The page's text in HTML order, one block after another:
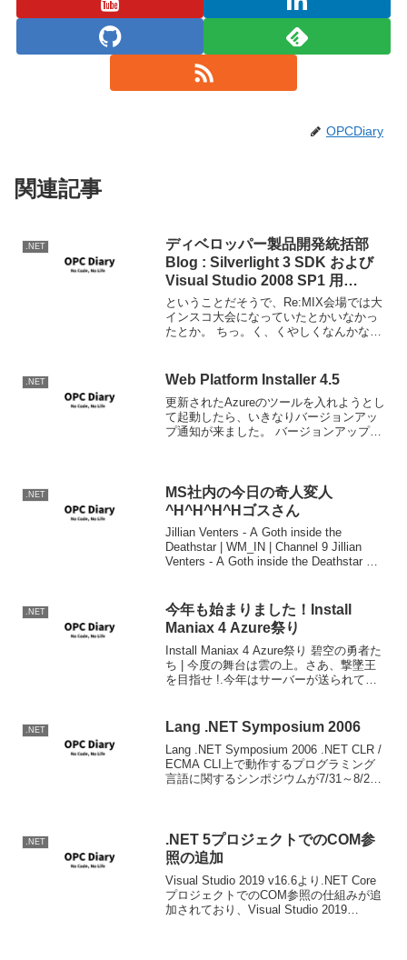
OPCDiary
関連記事
.NET
ディベロッパー製品開発統括部
Blog : Silverlight 3 SDK および
Visual Studio 2008 SP1 用
Silverlight 3 Tools 日本語版をリ
リースしました
ということだそうで、Re:MIX会場では大
インスコ大会になっていたとかいなかっ
たとか。 ちっ。く、くやしくなんかない
Visual Stud...
.NET Web Platform Installer 4.5
更新されたAzureのツールを入れようとし
て起動したら、いきなりバージョンアッ
プ通知が来ました。 バージョンアップし
.NET
MS社内の今日の奇人変人
^H^H^H^Hゴスさん
Jillian Venters - A Goth inside the
Deathstar | WM_IN | Channel 9 Jillian
Venters - A Goth inside the Deathstar と
.NET
今年も始まりました！Install
Maniax 4 Azure祭り
Install Maniax 4 Azure祭り 碧空の勇者た
ち | 今度の舞台は雲の上。さあ、撃墜王
を目指せ !.今年はサーバーが送られてく
す。と言うことはWo...
.NET Lang .NET Symposium 2006
Lang .NET Symposium 2006 .NET CLR /
ECMA CLI上で動作するプログラミング
言語に関するシンポジウムが7/31～8/2に
.NET
.NET 5プロジェクトでのCOM参
照の追加
Visual Studio 2019 v16.6より.NET Core
プロジェクトでのCOM参照の仕組みが追
加されており、Visual Studio 2019